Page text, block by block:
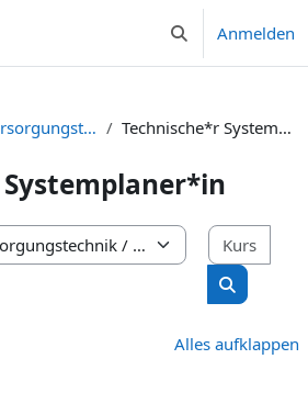
Sucheingabe
Anmelden
Versorgungstechnik Technische*r Systemplaner*in
Kurse
Alles aufklappen